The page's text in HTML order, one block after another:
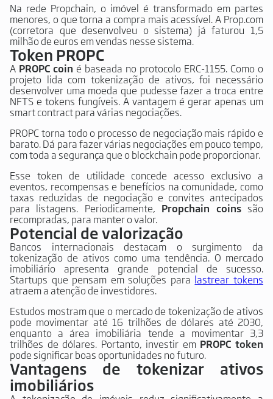
Na rede Propchain, o imóvel é transformado em partes
menores, o que torna a compra mais acessível. A Prop.com
(corretora que desenvolveu o sistema) já faturou 1,5
milhão de euros em vendas nesse sistema.
Token PROPC
A PROPC coin é baseada no protocolo ERC-1155. Como o
projeto lida com tokenização de ativos, foi necessário
desenvolver uma moeda que pudesse fazer a troca entre
NFTS e tokens fungíveis. A vantagem é gerar apenas um
smart contract para várias negociações.
PROPC torna todo o processo de negociação mais rápido e
barato. Dá para fazer várias negociações em pouco tempo,
com toda a segurança que o blockchain pode proporcionar.
Esse token de utilidade concede acesso exclusivo a
eventos, recompensas e benefícios na comunidade, como
taxas reduzidas de negociação e convites antecipados
para listagens. Periodicamente, Propchain coinssão
recompradas, para manter o valor.
Potencial de valorização
Bancos internacionais destacam o surgimento da
tokenização de ativos como uma tendência. O mercado
imobiliário apresenta grande potencial de sucesso.
Startups que pensam em soluções para lastrear tokens
atraem a atenção de investidores.
Estudos mostram que o mercado de tokenização de ativos
pode movimentar até 16 trilhões de dólares até 2030,
enquanto a área imobiliária tende a movimentar 3,3
trilhões de dólares. Portanto, investir em PROPC token
pode significar boas oportunidades no futuro.
Vantagens de tokenizar ativos
imobiliários